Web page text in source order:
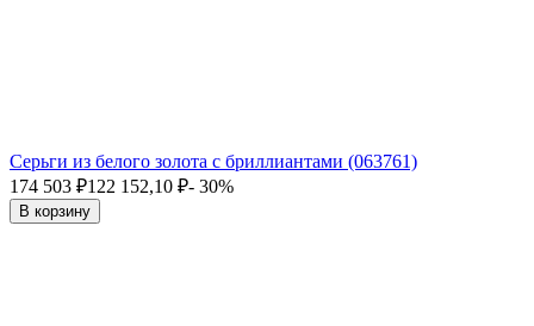
Серьги из белого золота с бриллиантами (063761)
174 503 ₽122 152,10 ₽- 30%
В корзину